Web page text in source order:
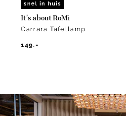
snel in huis
It's about RoMi
Carrara Tafellamp
149.-